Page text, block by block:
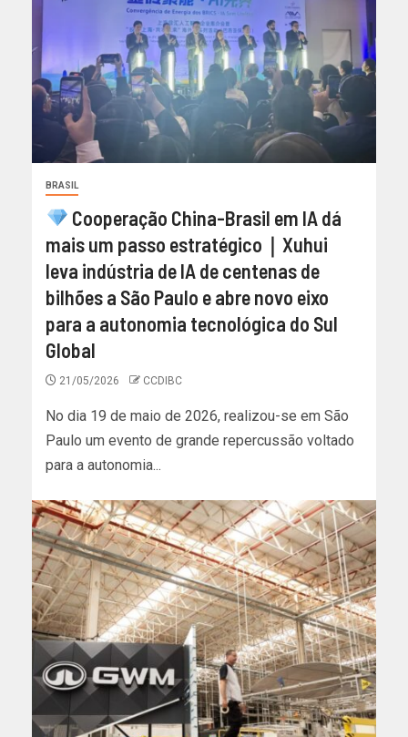
BRASIL
Cooperação China-Brasil em IA dá
mais um passo estratégico｜Xuhui
leva indústria de IA de centenas de
bilhões a São Paulo e abre novo eixo
para a autonomia tecnológica do Sul
Global
21/05/2026 CCDIBC
No dia 19 de maio de 2026, realizou-se em São
Paulo um evento de grande repercussão voltado
para a autonomia...